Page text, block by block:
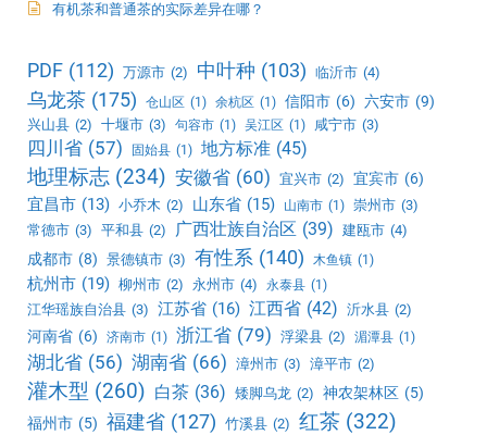
有机茶和普通茶的实际差异在哪？
PDF (112) 万源市 (2) 中叶种 (103) 临沂市 (4)
乌龙茶 (175) 仓山区 (1) 余杭区 (1) 信阳市 (6) 六安市 (9)
兴山县 (2) 十堰市 (3) 句容市 (1) 吴江区 (1) 咸宁市 (3)
四川省 (57) 固始县 (1) 地方标准 (45)
地理标志 (234) 安徽省 (60) 宜兴市 (2) 宜宾市 (6)
宜昌市 (13) 小乔木 (2) 山东省 (15) 山南市 (1) 崇州市 (3)
常德市 (3) 平和县 (2) 广西壮族自治区 (39) 建瓯市 (4)
成都市 (8) 景德镇市 (3) 有性系 (140) 木鱼镇 (1)
杭州市 (19) 柳州市 (2) 永州市 (4) 永泰县 (1)
江华瑶族自治县 (3) 江苏省 (16) 江西省 (42) 沂水县 (2)
河南省 (6) 济南市 (1) 浙江省 (79) 浮梁县 (2) 湄潭县 (1)
湖北省 (56) 湖南省 (66) 漳州市 (3) 漳平市 (2)
灌木型 (260) 白茶 (36) 矮脚乌龙 (2) 神农架林区 (5)
福州市 (5) 福建省 (127) 竹溪县 (2) 红茶 (322)